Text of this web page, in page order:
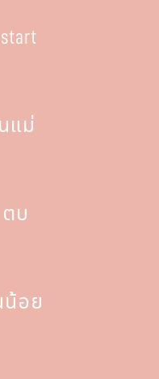
แม่
ตบ
น้อย